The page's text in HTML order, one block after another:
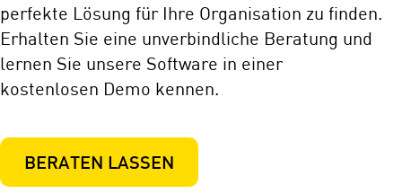
perfekte Lösung für Ihre Organisation zu finden.
Erhalten Sie eine unverbindliche Beratung und
lernen Sie unsere Software in einer
kostenlosen Demo kennen.
BERATEN LASSEN